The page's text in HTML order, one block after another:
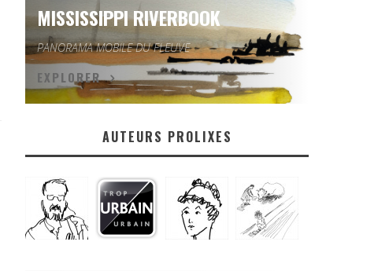
MISSISSIPPI RIVERBOOK
PANORAMA MOBILE DU FLEUVE
EXPLORER
AUTEURS PROLIXES